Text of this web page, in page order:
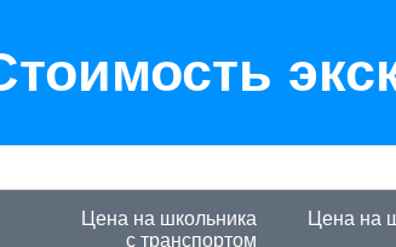
Цена на школьника
с транспортом
Цена на